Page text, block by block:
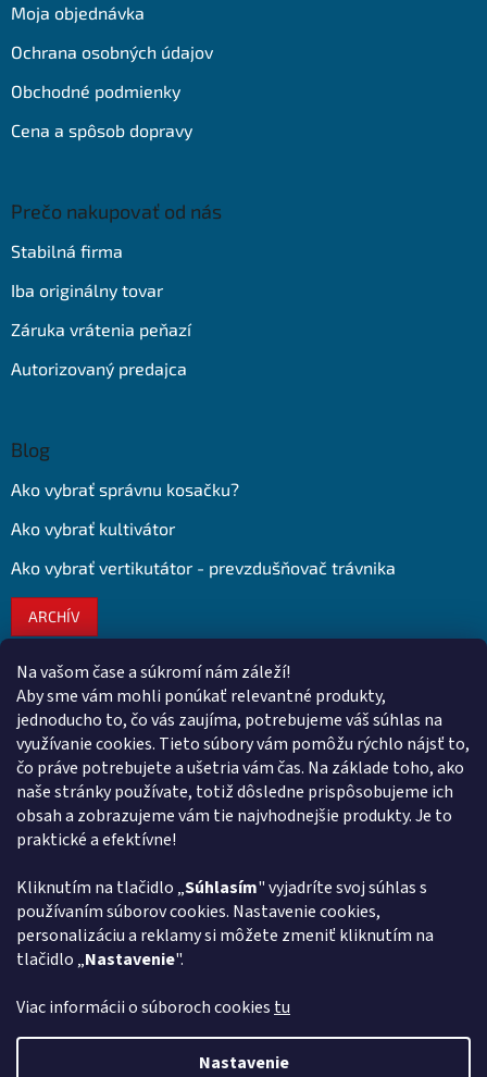
Na vašom čase a súkromí nám záleží!
Aby sme vám mohli ponúkať relevantné produkty,
jednoducho to, čo vás zaujíma, potrebujeme váš súhlas na
využívanie cookies. Tieto súbory vám pomôžu rýchlo nájsť to,
čo práve potrebujete a ušetria vám čas. Na základe toho, ako
naše stránky používate, totiž dôsledne prispôsobujeme ich
obsah a zobrazujeme vám tie najvhodnejšie produkty. Je to
praktické a efektívne!
Kliknutím na tlačidlo „Súhlasím" vyjadríte svoj súhlas s
používaním súborov cookies. Nastavenie cookies,
personalizáciu a reklamy si môžete zmeniť kliknutím na
tlačidlo „Nastavenie".
Viac informácii o súboroch cookies tu
Nastavenie
Moja objednávka
Ochrana osobných údajov
Obchodné podmienky
Cena a spôsob dopravy
Prečo nakupovať od nás
Stabilná firma
Iba originálny tovar
Záruka vrátenia peňazí
Autorizovaný predajca
Blog
Ako vybrať správnu kosačku?
Ako vybrať kultivátor
Ako vybrať vertikutátor - prevzdušňovač trávnika
ARCHÍV
Kontakt
obchod@ euroshopy.sk
0911 931 019
0911 931 019
Facebook Euroshopy
Prijímame online platby